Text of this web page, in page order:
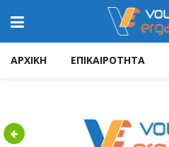
ΑΡΧΙΚΗ ΕΠΙΚΑΙΡΟΤΗΤΑ
Previous